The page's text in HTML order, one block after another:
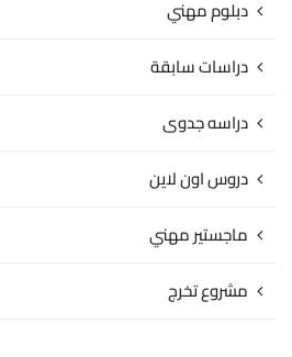
دبلوم مهني
دراسات سابقة
دراسه جدوى
دروس اون لاين
ماجستير مهني
مشروع تخرج